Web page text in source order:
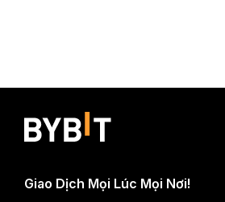
Giao Dịch Mọi Lúc Mọi Nơi!